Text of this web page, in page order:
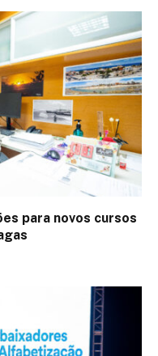
para novos cursos